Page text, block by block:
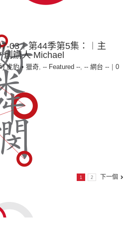
03︱第44季第5集：︱主
辦人 Michael
) 虎豹 • 獵奇, -- Featured --, -- 網台 --
0
1 2 下一個